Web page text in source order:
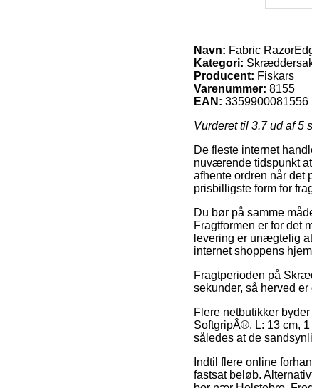
Navn: Fabric
Kategori:
Producent: Fiskars
Varenummer: 8155
EAN: 3359900081556
Vurderet til 3.7ud af 5
De fleste internet
nuværende tidspunkt
afhente ordren når det
prisbilligste form for
Du bør på samme
Fragtformen er for det
levering er unægtelig
internet shoppens
Fragtperioden på
sekunder, så herved
Flere netbutikker
SoftgripÂ®, L: 13 cm,
således at de
Indtil flere online
fastsat beløb.